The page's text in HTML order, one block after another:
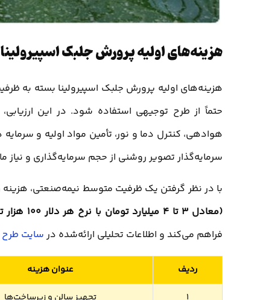
هزینه‌های اولیه پرورش جلبک
هزینه‌های اولیه پرورش جلبک اسپیرولینا بسته به
حتماً از طرح توجیهی استفاده شود. در این
هوادهی، کنترل دما و نور، تأمین مواد اولیه و
سرمایه‌گذار تصویر روشنی از حجم سرمایه‌گذاری و نیاز
با در نظر گرفتن یک ظرفیت متوسط نیمه‌صنعتی، هزینه
(معادل 3 تا 4 میلیارد تومان با نرخ هر دلار 100 هزار تومان)
فراهم می‌کند و اطلاعات تحلیلی ارائه‌شده درسایت
ردیف عنوان هزینه